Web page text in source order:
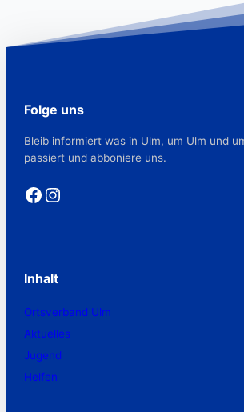
Folge uns
Bleib informiert was in Ulm, um Ulm und
passiert und abboniere uns.
Facebook Instagram
Inhalt
Ortsverband Ulm
Aktuelles
Jugend
Helfen